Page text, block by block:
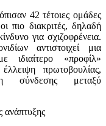
42 τέτοιες ομάδες
πιο διακριτές, δηλαδή
για σχιζοφρένεια.
αντιστοιχεί μια
ιδιαίτερο «προφίλ»
πρωτοβουλίας,
σύνδεσης μεταξύ
ανάπτυξης